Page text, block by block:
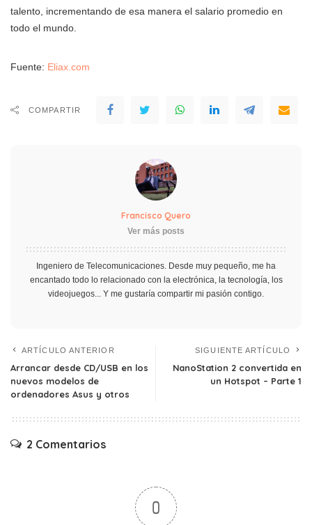
talento, incrementando de esa manera el salario promedio en
todo el mundo.
Fuente: Eliax.com
COMPARTIR
Francisco Quero
Ver más posts
Ingeniero de Telecomunicaciones. Desde muy pequeño, me ha
encantado todo lo relacionado con la electrónica, la tecnología, los
videojuegos... Y me gustaría compartir mi pasión contigo.
ARTÍCULO ANTERIOR
Arrancar desde CD/USB en los
nuevos modelos de
ordenadores Asus y otros
SIGUIENTE ARTÍCULO
NanoStation 2 convertida en
un Hotspot – Parte 1
2 Comentarios
0